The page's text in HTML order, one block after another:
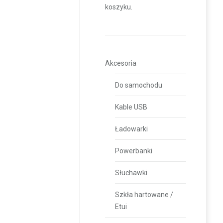
koszyku.
Akcesoria
Do samochodu
Kable USB
Ładowarki
Powerbanki
Słuchawki
Szkła hartowane /
Etui